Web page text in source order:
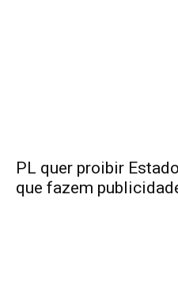
PL quer proibir
que fazem